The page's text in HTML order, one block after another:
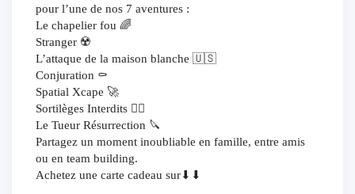
pour l’une de nos 7 aventures :
Le chapelier fou 🌈
Stranger ☢️
L’attaque de la maison blanche 🇺🇸
Conjuration ⚰️
Spatial Xcape 🚀
Sortilèges Interdits 🧙‍♂️
Le Tueur Résurrection 🔪
Partagez un moment inoubliable en famille, entre amis
ou en team building.
Achetez une carte cadeau sur⬇⬇